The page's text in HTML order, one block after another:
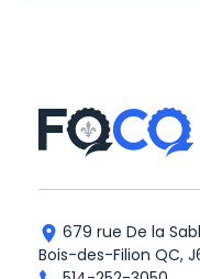
679 rue De la
Bois-des-Filion QC,